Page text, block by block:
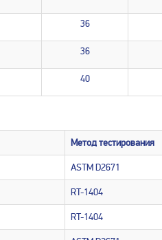
36
36
40
Метод тестирования
ASTM D2671
RT-1404
RT-1404